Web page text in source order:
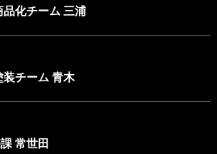
品化チーム 三浦
装チーム 青木
常世田